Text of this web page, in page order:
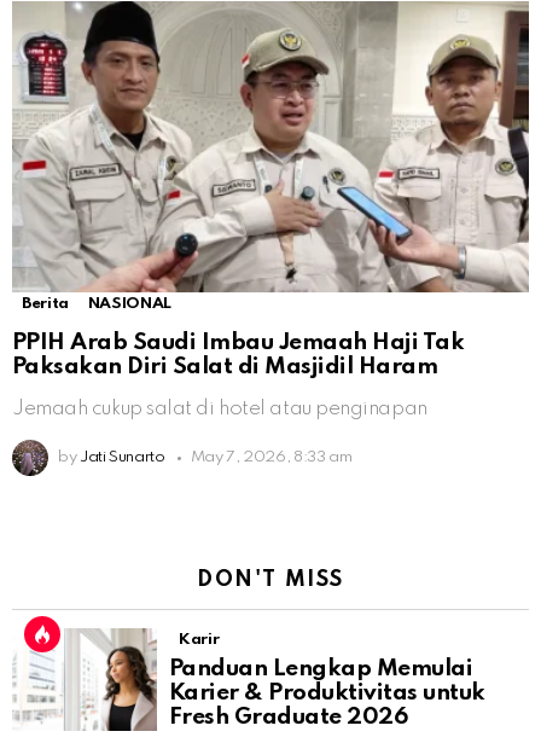
Berita NASIONAL
PPIH Arab Saudi Imbau Jemaah Haji Tak
Paksakan Diri Salat di Masjidil Haram
Jemaah cukup salat di hotel atau penginapan
by Jati Sunarto May 7, 2026, 8:33 am
DON'T MISS
Karir
Panduan Lengkap Memulai
Karier & Produktivitas untuk
Fresh Graduate 2026